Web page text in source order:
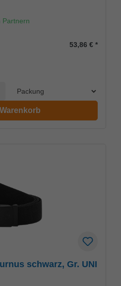
Partnern
53,86 €*
erhöhen
schwarz, Gr. UNI